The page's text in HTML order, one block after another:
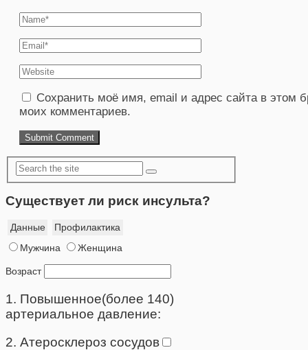
Сохранить моё имя, email и адрес сайта в этом
моих комментариев.
Существует ли риск инсульта?
Данные
Профилактика
Мужчина
Женщина
Возраст
1. Повышенное(более 140)
артериальное давление:
2. Атеросклероз сосудов